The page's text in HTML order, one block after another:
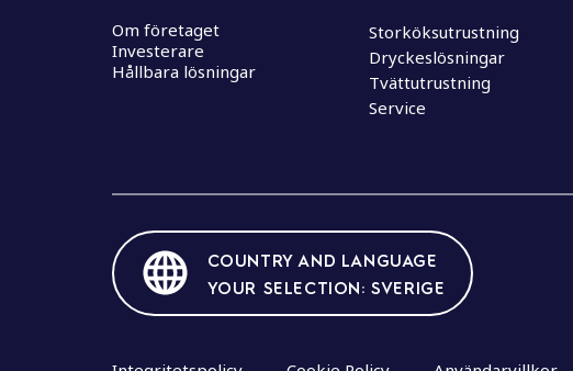
Om företaget
Investerare
Hållbara lösningar
Storköksutrustning
Dryckeslösningar
Tvättutrustning
Service
COUNTRY AND LANGUAGE
YOUR SELECTION: SVERIGE